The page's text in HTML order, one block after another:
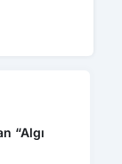
“Algı